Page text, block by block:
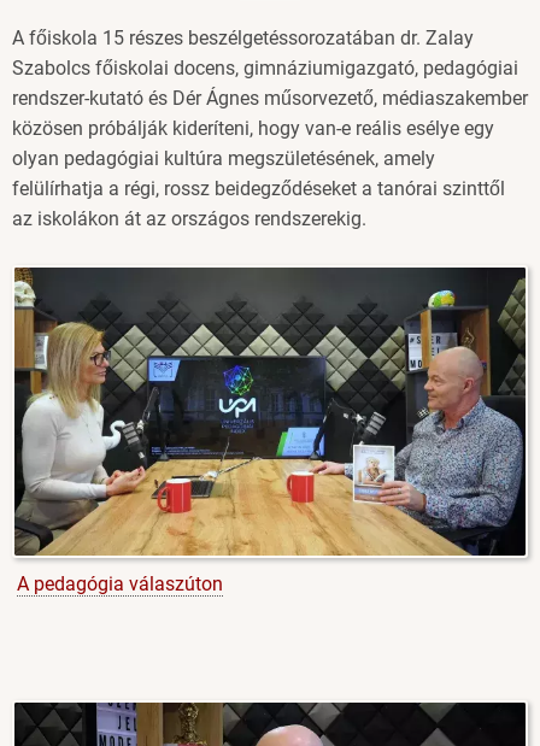
A főiskola 15 részes beszélgetéssorozatában dr. Zalay
Szabolcs főiskolai docens, gimnáziumigazgató, pedagógiai
rendszer-kutató és Dér Ágnes műsorvezető, médiaszakember
közösen próbálják kideríteni, hogy van-e reális esélye egy
olyan pedagógiai kultúra megszületésének, amely
felülírhatja a régi, rossz beidegződéseket a tanórai szinttől
az iskolákon át az országos rendszerekig.
A pedagógia válaszúton